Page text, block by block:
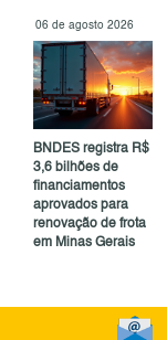
06 de agosto 2026
BNDES registra R$
3,6 bilhões de
financiamentos
aprovados para
renovação de frota
em Minas Gerais